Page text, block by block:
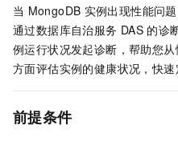
当 MongoDB 实例出现性能问
通过数据库自治服务 DAS 的诊
例运行状况发起诊断，帮助您
方面评估实例的健康状况，快速
前提条件